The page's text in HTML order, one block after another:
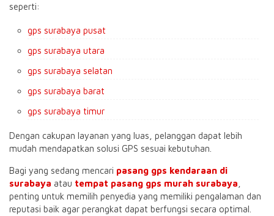
seperti:
gps surabaya pusat
gps surabaya utara
gps surabaya selatan
gps surabaya barat
gps surabaya timur
Dengan cakupan layanan yang luas, pelanggan dapat lebih
mudah mendapatkan solusi GPS sesuai kebutuhan.
Bagi yang sedang mencari pasang gps kendaraan di
surabaya atau tempat pasang gps murah surabaya
penting untuk memilih penyedia yang memiliki pengalaman dan
reputasi baik agar perangkat dapat berfungsi secara optimal.